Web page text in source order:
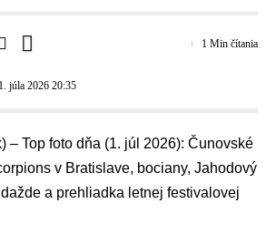
júla 2026 20:35
1 Min čítania
– Top foto dňa (1. júl 2026): Čunovské
v Bratislave, bociany, Jahodový
a prehliadka letnej festivalovej